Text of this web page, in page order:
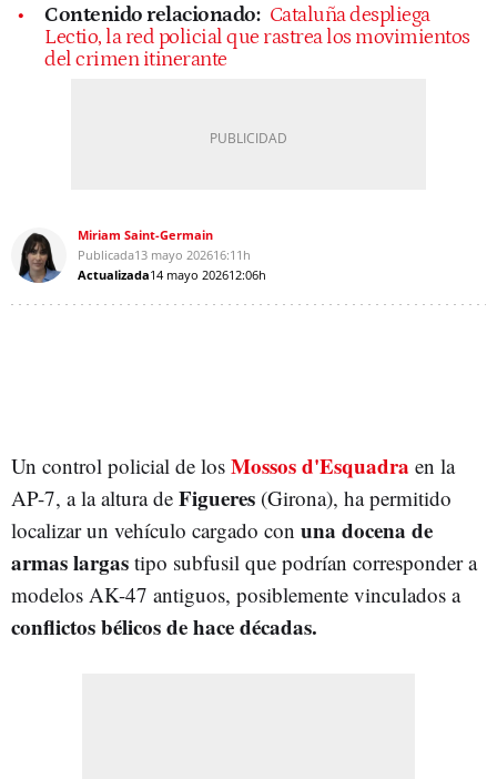
Contenido relacionado: Cataluña despliega
Lectio, la red policial que rastrea los movimientos
del crimen itinerante
Miriam Saint-Germain
Publicada13 mayo 202616:11h
Actualizada14 mayo 202612:06h
Un control policial de los Mossos d'Esquadra en la
AP-7, a la altura de Figueres (Girona), ha permitido
localizar un vehículo cargado con una docena de
armas largas tipo subfusil que podrían corresponder a
modelos AK-47 antiguos, posiblemente vinculados a
conflictos bélicos de hace décadas.